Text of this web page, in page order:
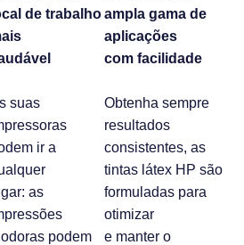
de trabalho
suas
ir a
as
podem
ampla gama de
aplicações
com facilidade
Obtenha sempre
resultados
consistentes, as
tintas látex HP são
formuladas para
otimizar
e manter o